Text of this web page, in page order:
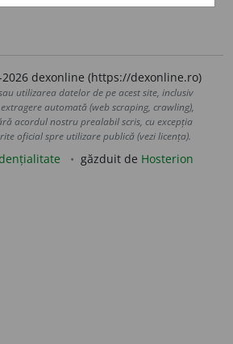
dexonline (https://dexonline.ro)
utilizarea datelor de pe acest site, inclusiv
automată (web scraping, crawling),
acordul nostru prealabil scris, cu excepția
oficial spre utilizare publică (vezi licența).
găzduit de Hosterion